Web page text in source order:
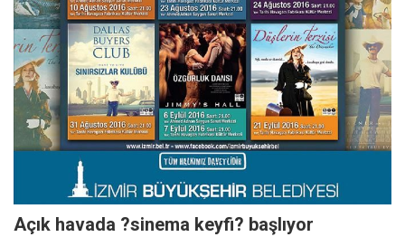
Açık havada ?sinema keyfi? başlıyor